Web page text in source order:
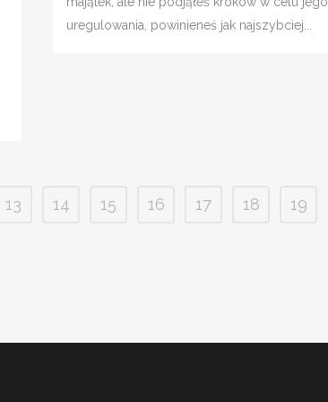
uregulowania, powinieneś jak najszybciej...
13 14 15 16 17 18
19